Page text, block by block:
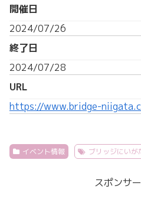
開催日
2024/07/26
終了日
2024/07/28
URL
https://www.bridge-
イベント情報 ブリッジにいが
スポンサ